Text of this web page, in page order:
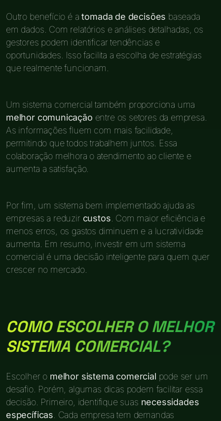
Outro benefício é atomada de decisões baseada
em dados. Com relatórios e análises detalhadas, os
gestores podem identificar tendências e
oportunidades. Isso facilita a escolha de estratégias
que realmente funcionam.
Um sistema comercial também proporciona uma
melhor comunicação entre os setores da empresa.
As informações fluem com mais facilidade,
permitindo que todos trabalhem juntos. Essa
colaboração melhora o atendimento ao cliente e
aumenta a satisfação.
Por fim, um sistema bem implementado ajuda as
empresas a reduzir custos . Com maior eficiência e
menos erros, os gastos diminuem e a lucratividade
aumenta. Em resumo, investir em um sistema
comercial é uma decisão inteligente para quem quer
crescer no mercado.
COMO ESCOLHER O MELHOR
SISTEMA COMERCIAL?
Escolher o melhor sistema comercial pode ser um
desafio. Porém, algumas dicas podem facilitar essa
decisão. Primeiro, identifique suas necessidades
específicas . Cada empresa tem demandas